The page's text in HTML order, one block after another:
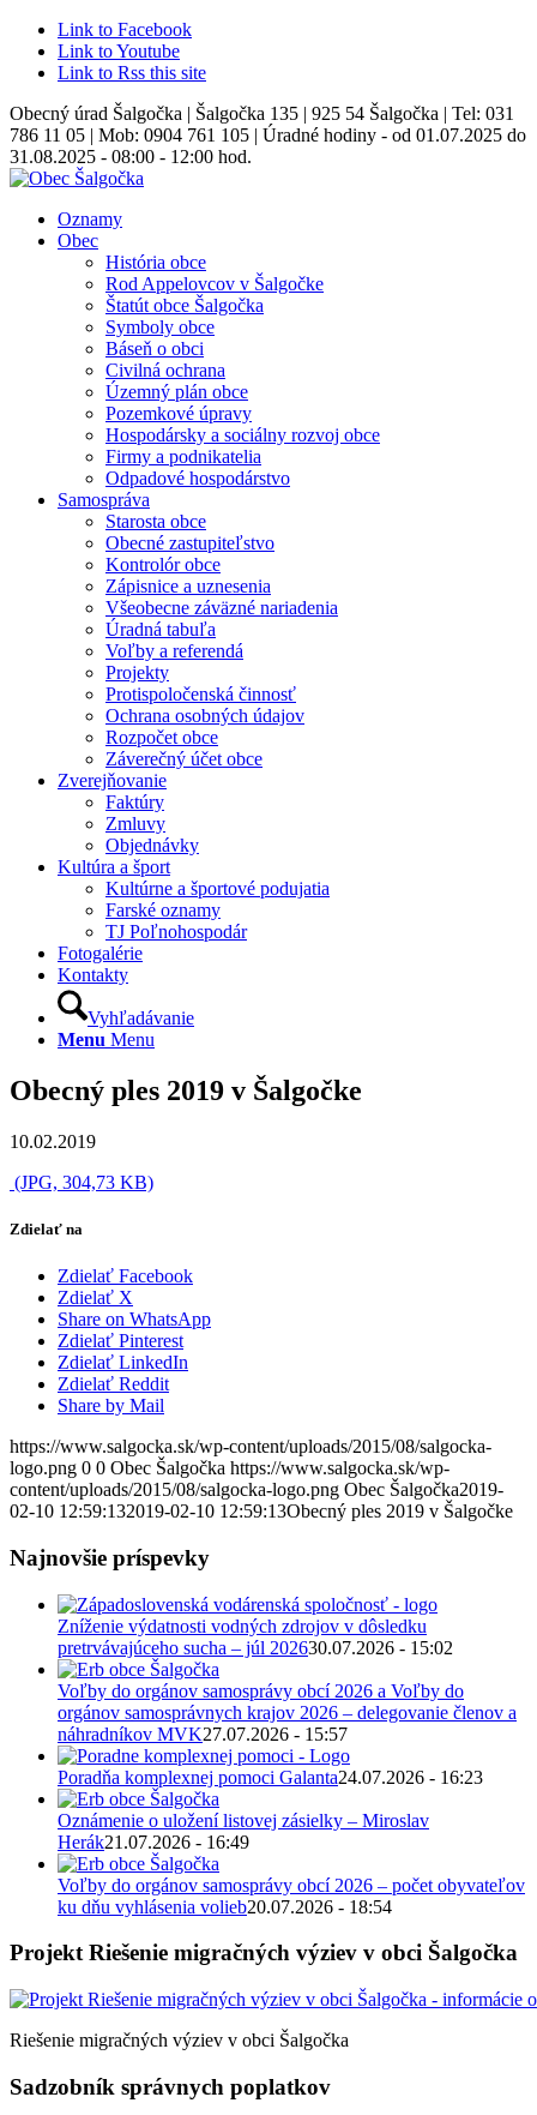
Link to Facebook
Link to Youtube
Link to Rss this site
Obecný úrad Šalgočka | Šalgočka 135 | 925 54 Šalgočka | Tel: 031
786 11 05 | Mob: 0904 761 105 | Úradné hodiny - od 01.07.2025 do
31.08.2025 - 08:00 - 12:00 hod.
Oznamy
Obec
História obce
Rod Appelovcov v Šalgočke
Štatút obce Šalgočka
Symboly obce
Báseň o obci
Civilná ochrana
Územný plán obce
Pozemkové úpravy
Hospodársky a sociálny rozvoj obce
Firmy a podnikatelia
Odpadové hospodárstvo
Samospráva
Starosta obce
Obecné zastupiteľstvo
Kontrolór obce
Zápisnice a uznesenia
Všeobecne záväzné nariadenia
Úradná tabuľa
Voľby a referendá
Projekty
Protispoločenská činnosť
Ochrana osobných údajov
Rozpočet obce
Záverečný účet obce
Zverejňovanie
Faktúry
Zmluvy
Objednávky
Kultúra a šport
Kultúrne a športové podujatia
Farské oznamy
TJ Poľnohospodár
Fotogalérie
Kontakty
Vyhľadávanie
Menu Menu
Obecný ples 2019 v Šalgočke
10.02.2019
(JPG, 304,73 KB)
Zdielať na
Zdielať Facebook
Zdielať X
Share on WhatsApp
Zdielať Pinterest
Zdielať LinkedIn
Zdielať Reddit
Share by Mail
https://www.salgocka.sk/wp-content/uploads/2015/08/salgocka-
logo.png 0 0 Obec Šalgočka https://www.salgocka.sk/wp-
content/uploads/2015/08/salgocka-logo.png Obec Šalgočka2019-
02-10 12:59:132019-02-10 12:59:13Obecný ples 2019 v Šalgočke
Najnovšie príspevky
Zníženie výdatnosti vodných zdrojov v dôsledku
pretrvávajúceho sucha – júl 202630.07.2026 - 15:02
Voľby do orgánov samosprávy obcí 2026 a Voľby do
orgánov samosprávnych krajov 2026 – delegovanie členov a
náhradníkov MVK27.07.2026 - 15:57
Poradňa komplexnej pomoci Galanta24.07.2026 - 16:23
Oznámenie o uložení listovej zásielky – Miroslav
Herák21.07.2026 - 16:49
Voľby do orgánov samosprávy obcí 2026 – počet obyvateľov
ku dňu vyhlásenia volieb20.07.2026 - 18:54
Projekt Riešenie migračných výziev v obci Šalgočka
Riešenie migračných výziev v obci Šalgočka
Sadzobník správnych poplatkov